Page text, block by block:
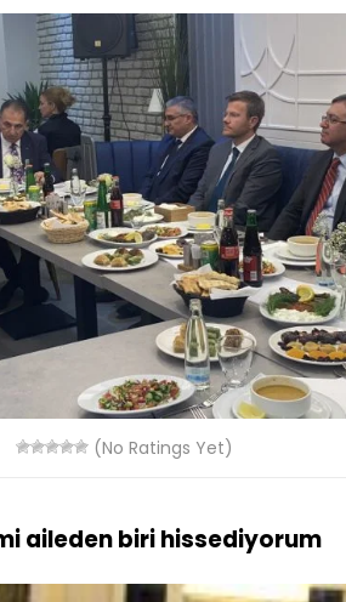
(No Ratings Yet)
aileden biri hissediyorum